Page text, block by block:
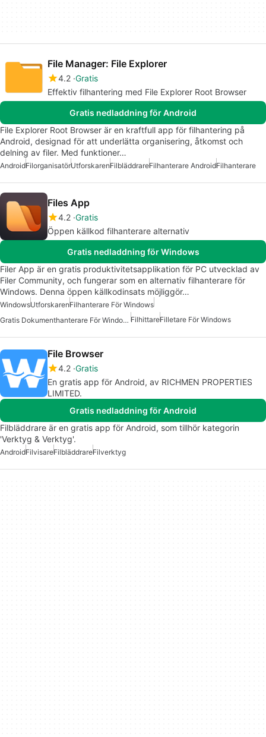
File Manager: File Explorer
4.2 Gratis
Effektiv filhantering med File Explorer Root Browser
Gratis nedladdning för Android
File Explorer Root Browser är en kraftfull app för filhantering på
Android, designad för att underlätta organisering, åtkomst och
delning av filer. Med funktioner…
AndroidFilorganisatörUtforskarenFilbläddrareFilhanterare AndroidFilhanterare
Files App
4.2 Gratis
Öppen källkod filhanterare alternativ
Gratis nedladdning för Windows
Filer App är en gratis produktivitetsapplikation för PC utvecklad av
Filer Community, och fungerar som en alternativ filhanterare för
Windows. Denna öppen källkodinsats möjliggör…
WindowsUtforskarenFilhanterare För Windows
Gratis Dokumenthanterare För Windows FilhittareFilletare För Windows
File Browser
4.2 Gratis
En gratis app för Android, av RICHMEN PROPERTIES
LIMITED.
Gratis nedladdning för Android
Filbläddrare är en gratis app för Android, som tillhör kategorin
'Verktyg & Verktyg'.
AndroidFilvisareFilbläddrareFilverktyg